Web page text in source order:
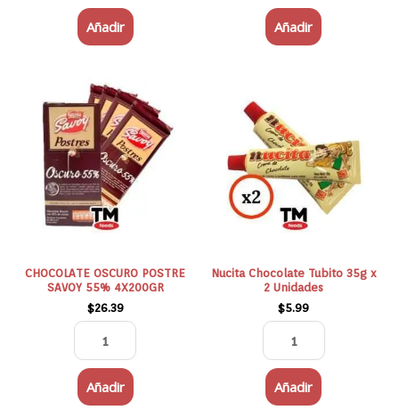
Añadir Añadir
CHOCOLATE OSCURO POSTRE
SAVOY 55% 4X200GR
$26.39
CHOCOLATE
OSCURO
POSTRE
SAVOY
55%
4X200GR
cantidad
Añadir
Nucita Chocolate Tubito 35g x
2 Unidades
$5.99
Tubito
35g
x
Unidades
cantidad
Añadir